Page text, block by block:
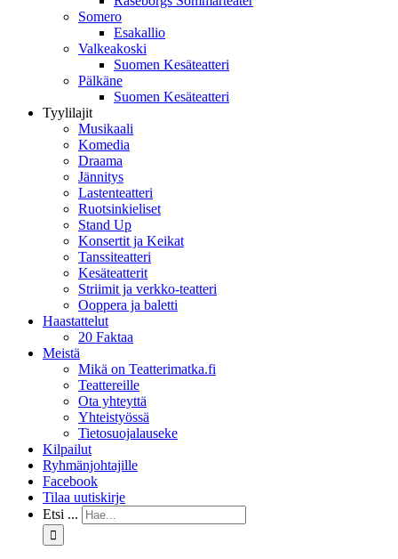
Somero
Esakallio
Valkeakoski
Suomen Kesäteatteri
Pälkäne
Suomen Kesäteatteri
Tyylilajit
Musikaali
Komedia
Draama
Jännitys
Lastenteatteri
Ruotsinkieliset
Stand Up
Konsertit ja Keikat
Tanssiteatteri
Kesäteatterit
Striimit ja verkko-teatteri
Ooppera ja baletti
Haastattelut
20 Faktaa
Meistä
Mikä on Teatterimatka.fi
Teattereille
Ota yhteyttä
Yhteistyössä
Tietosuojalauseke
Kilpailut
Ryhmänjohtajille
Facebook
Tilaa uutiskirje
Etsi ...